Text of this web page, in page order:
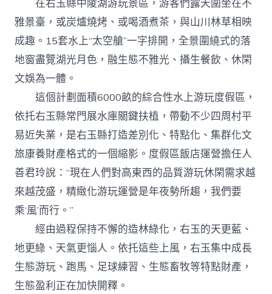
在右玉縣中陵湖游玩景區，游客們露天圍坐在不
雅景臺，或炭爐燒烤、或喝酒煮茶，與山川林草相映
成趣。15套水上“太空艙”一字排開，全景圍繞式的落
地窗盡覽湖光月色，融生態不雅光、攝生餐飲、休閑
文娛為一體。
這個計劃面積6000畝的綜合性水上游玩度假區，
依托右玉縣常門展水庫關鍵扶植，帶動不少四周村平
易近失業，是右玉縣打造差別化、特點化、集群化文
旅康養財產格式的一個縮影。度假區飯店運營擔任人
善君玲說：“現在人們對高東西的品質游玩休閑需求越
來越茂盛，精緻化游玩運營是年夜勢所趨，我們要
乘‘風’而行。”
經由過程保持不懈的造林綠化，右玉的天更藍、
地更綠、天氣更惱人。依托這些上風，右玉集中成長
生態游玩、跑馬、足球練習、生態畜牧等特點財產，
生態盈利正在加快開釋。